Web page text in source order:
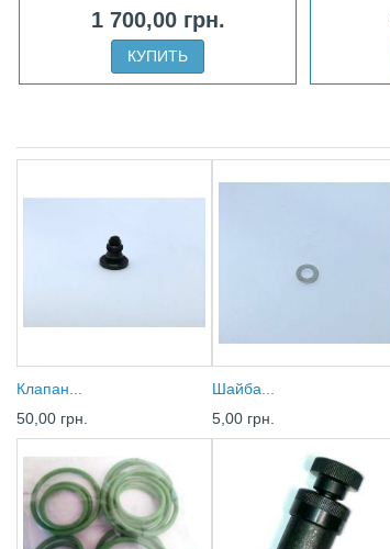
1 700,00 грн.
КУПИТЬ
Клапан...
50,00 грн.
Шайба...
5,00 грн.